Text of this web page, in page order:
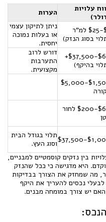
עלויות
הערות
$1-$25 למ"ר
בסוג הנזק)
ניתן לתיקון עצמי
או בעלות נמוכה
יחסית.
$60-$37,500+
בהיקף)
דורש לרוב
התערבות
מקצועית.
$1,500-$5,000
$60-$200 לחור
$1,000-
תלוי בגודל הבית
וסוג העץ.
בין נזקים קוסמטיים למבניים,
היא מדגישה כי ככל שהנזק
מה שמחזק את הצורך בבדיקות
לבעלי נכסים להעריך את היקף
יש צורך במומחה מבנים.